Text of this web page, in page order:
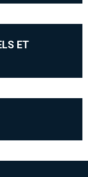
ET